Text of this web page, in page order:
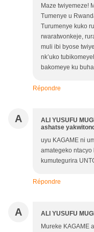
Maze twiyemeze!
Tumenye u
Turumenye kuko
rwaratwonkeje,
muli ibi byose
nk’uko
bakomeye ku
Répondre
A
ALI YUSUFU
ashatse
uyu KAGAME ni
amategeko
kumutegurira
Répondre
A ALI YUSUFU
Mureke KAGAME